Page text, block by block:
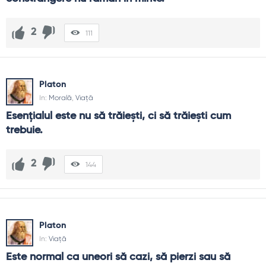
2 111
Platon
In: Morală, Viață
Esenţialul este nu să trăieşti, ci să trăieşti cum
trebuie.
2 144
Platon
In: Viață
Este normal ca uneori să cazi, să pierzi sau să